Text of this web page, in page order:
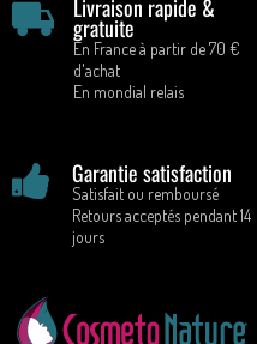
Livraison rapide &
gratuite
En France à partir de 70 €
d'achat
En mondial relais
Garantie satisfaction
Satisfait ou remboursé
Retours acceptés pendant 14
jours